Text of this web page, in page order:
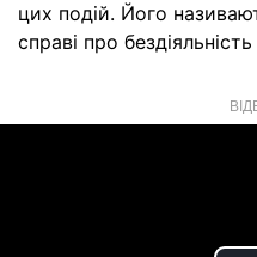
цих подій. Його
справі про